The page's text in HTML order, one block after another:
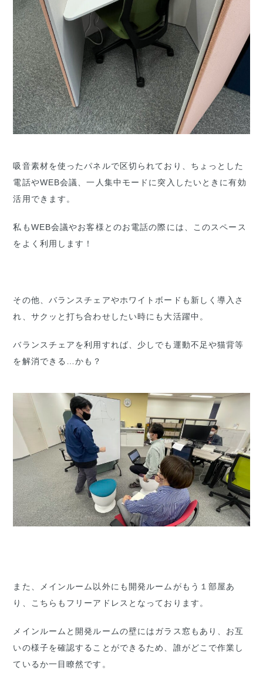
吸音素材を使ったパネルで区切られており、ちょっとした
電話やWEB会議、一人集中モードに突入したいときに有効
活用できます。
私もWEB会議やお客様とのお電話の際には、このスペース
をよく利用します！
その他、バランスチェアやホワイトボードも新しく導入さ
れ、サクッと打ち合わせしたい時にも大活躍中。
バランスチェアを利用すれば、少しでも運動不足や猫背等
を解消できる…かも？
また、メインルーム以外にも開発ルームがもう１部屋あ
り、こちらもフリーアドレスとなっております。
メインルームと開発ルームの壁にはガラス窓もあり、お互
いの様子を確認することができるため、誰がどこで作業し
ているか一目瞭然です。